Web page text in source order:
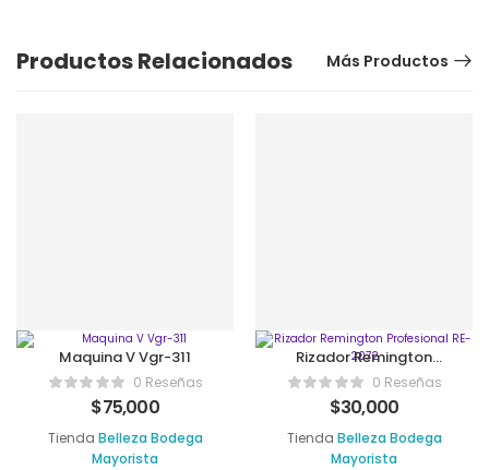
Productos Relacionados Más Productos
Maquina V Vgr-311
0 Reseñas
$75,000
Tienda Belleza Bodega
Mayorista
Rizador Remington
Profesional RE-2072
0 Reseñas
$30,000
Tienda Belleza Bodega
Mayorista